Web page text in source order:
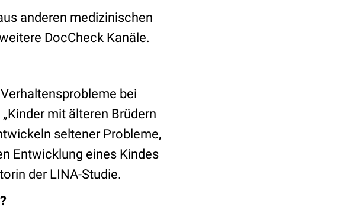
anderen medizinischen
DocCheck Kanäle.
bei
mit älteren Brüdern
seltener Probleme,
Entwicklung eines Kindes
der LINA-Studie.